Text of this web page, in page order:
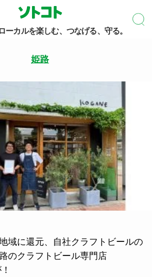
ーカルを楽しむ、つなげる、守る。
姫路
域に還元、自社クラフトビールの
のクラフトビール専門店